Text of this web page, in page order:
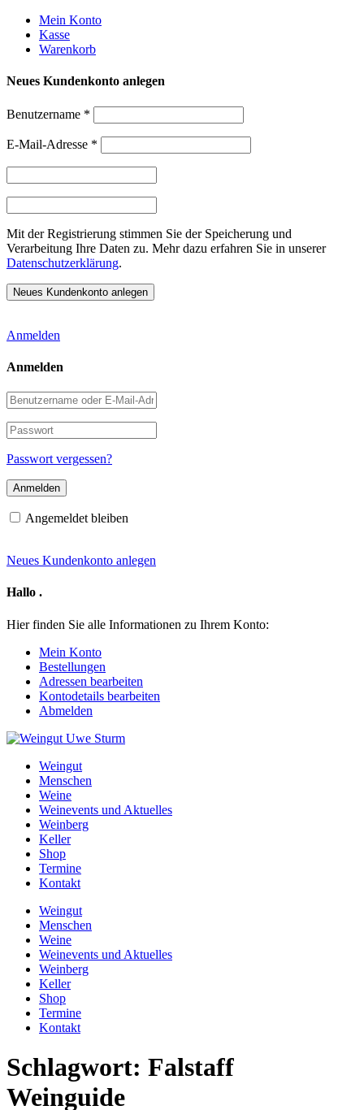
Weiter
zum
Inhalt
Mein Konto
Kasse
Warenkorb
Neues Kundenkonto anlegen
Benutzername *
E-Mail-Adresse *
Mit der Registrierung stimmen Sie der Speicherung und
Verarbeitung Ihre Daten zu. Mehr dazu erfahren Sie in unserer
Datenschutzerklärung.
Anmelden
Anmelden
Benutzername
oder
E-
Mail-
Adresse
Passwort
Passwort vergessen?
Angemeldet bleiben
Neues Kundenkonto anlegen
Hallo .
Hier finden Sie alle Informationen zu Ihrem Konto:
Mein Konto
Bestellungen
Adressen bearbeiten
Kontodetails bearbeiten
Abmelden
Weingut
Menschen
Weine
Weinevents und Aktuelles
Weinberg
Keller
Shop
Termine
Kontakt
Weingut
Menschen
Weine
Weinevents und Aktuelles
Weinberg
Keller
Shop
Termine
Kontakt
Schlagwort: Falstaff
Weinguide